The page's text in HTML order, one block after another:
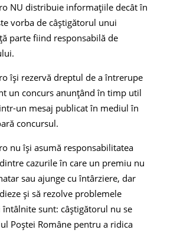
NU distribuie informațiile decât în
vorba de câștigătorul unui
parte fiind responsabilă de
își rezervă dreptul de a întrerupe
un concurs anunțând în timp util
un mesaj publicat în mediul în
concursul.
nu își asumă responsabilitatea
cazurile în care un premiu nu
sau ajunge cu întârziere, dar
și să rezolve problemele
întâlnite sunt: câștigătorul nu se
Poștei Române pentru a ridica